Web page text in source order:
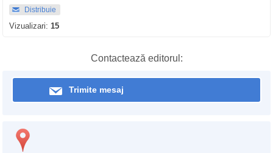
Distribuie
Vizualizari: 15
Contactează editorul:
Trimite mesaj